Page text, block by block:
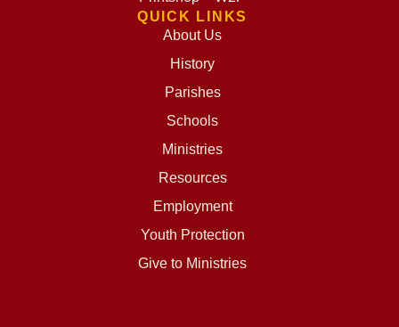
QUICK LINKS
About Us
History
Parishes
Schools
Ministries
Resources
Employment
Youth Protection
Give to Ministries